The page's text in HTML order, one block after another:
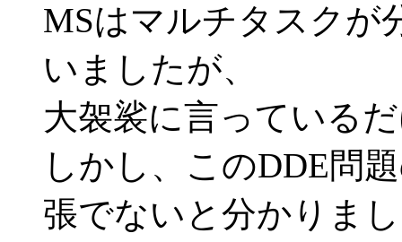
MSはマルチタスクが
いましたが、
大袈裟に言っている
しかし、このDDE問
張でないと分かりま